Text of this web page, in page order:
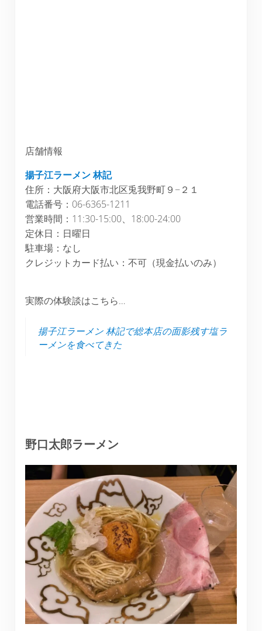
店舗情報
揚子江ラーメン 林記
住所：大阪府大阪市北区兎我野町９−２１
電話番号：06-6365-1211
営業時間：11:30-15:00、18:00-24:00
定休日：日曜日
駐車場：なし
クレジットカード払い：不可（現金払いのみ）
実際の体験談はこちら…
揚子江ラーメン 林記で総本店の面影残す塩ラ
ーメンを食べてきた
野口太郎ラーメン